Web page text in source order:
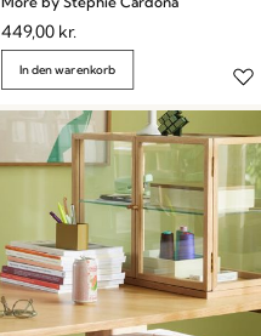
449,00 kr.
In den warenkorb